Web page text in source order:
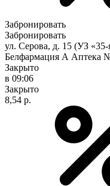
Забронировать
Забронировать
ул. Серова, д. 15 (УЗ «35-
Белфармация А Аптека
Закрыто
в 09:06
Закрыто
8,54 р.